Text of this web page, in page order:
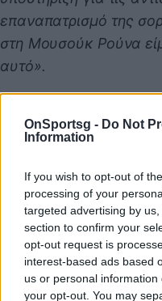
OnSportsg - Do Not
Information
If you wish to opt-out of
processing of your
targeted advertising by
section to confirm your
opt-out request is
interest-based ads based
us or personal
your opt-out. You may
επαναπατρισμό της
στη Μουσούκ Ρούνα
αυτό».
Λίγα λεπτά μετά τη
είδησης, ηΠΑΕ ΑΕΛ
ανακοίνωση,
είμαστε